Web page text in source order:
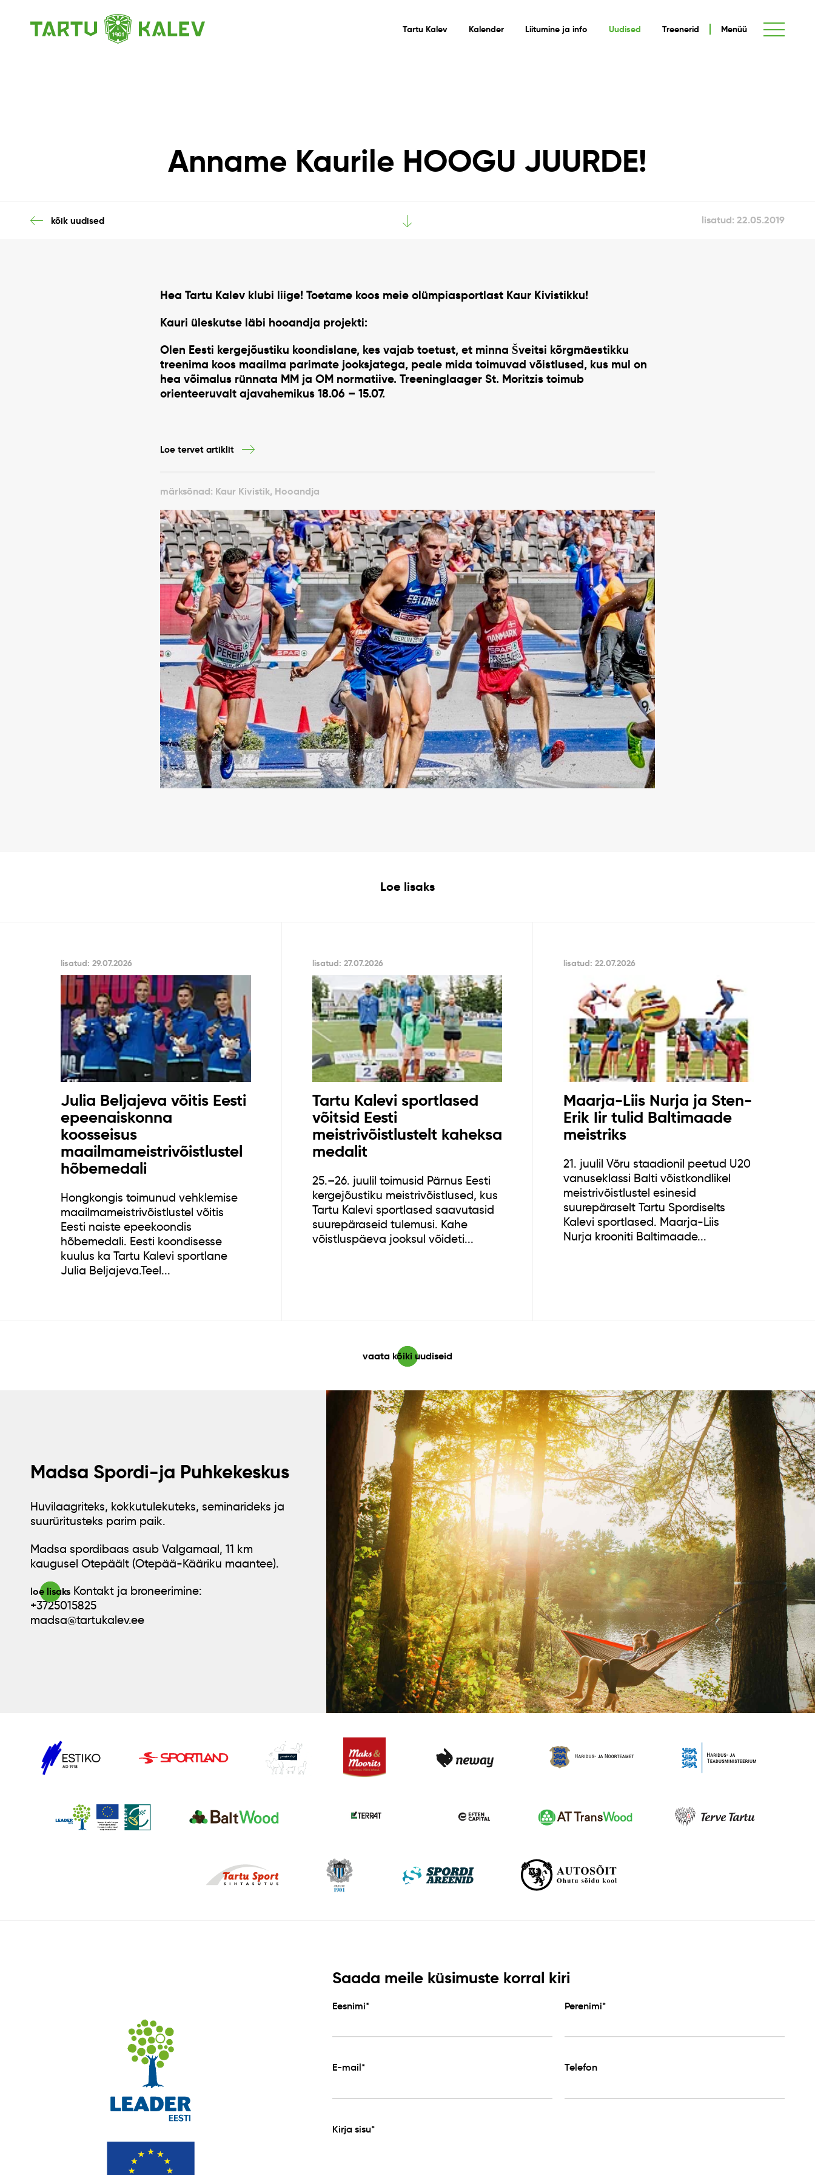
Tartu Kalev Kalender Liitumine ja info Uudised Treenerid Menüü
Anname Kaurile HOOGU JUURDE!
kõik uudised lisatud: 22.05.2019
Hea Tartu Kalev klubi liige! Toetame koos meie olümpiasportlast Kaur Kivistikku!
Kauri üleskutse läbi hooandja projekti:
Olen Eesti kergejõustiku koondislane, kes vajab toetust, et minna Šveitsi kõrgmäestikku
treenima koos maailma parimate jooksjatega, peale mida toimuvad võistlused, kus mul on
hea võimalus rünnata MM ja OM normatiive. Treeninglaager St. Moritzis toimub
orienteeruvalt ajavahemikus 18.06 – 15.07.
Loe tervet artiklit
märksõnad: Kaur Kivistik, Hooandja
Loe lisaks
lisatud: 29.07.2026
Julia Beljajeva võitis Eesti
epeenaiskonna
koosseisus
maailmameistrivõistlustel
hõbemedali
Hongkongis toimunud vehklemise
maailmameistrivõistlustel võitis
Eesti naiste epeekoondis
hõbemedali. Eesti koondisesse
kuulus ka Tartu Kalevi sportlane
Julia Beljajeva.Teel...
lisatud: 27.07.2026
Tartu Kalevi sportlased
võitsid Eesti
meistrivõistlustelt kaheksa
medalit
25.–26. juulil toimusid Pärnus Eesti
kergejõustiku meistrivõistlused, kus
Tartu Kalevi sportlased saavutasid
suurepäraseid tulemusi. Kahe
võistluspäeva jooksul võideti...
lisatud: 22.07.2026
Maarja-Liis Nurja ja Sten-
Erik Iir tulid Baltimaade
meistriks
21. juulil Võru staadionil peetud U20
vanuseklassi Balti võistkondlikel
meistrivõistlustel esinesid
suurepäraselt Tartu Spordiselts
Kalevi sportlased. Maarja-Liis
Nurja krooniti Baltimaade...
vaata kõiki uudiseid
Madsa Spordi-ja Puhkekeskus
Huvilaagriteks, kokkutulekuteks, seminarideks ja
suurüritusteks parim paik.
Madsa spordibaas asub Valgamaal, 11 km
kaugusel Otepäält (Otepää-Kääriku maantee).
loe lisaks Kontakt ja broneerimine:
+3725015825
madsa@tartukalev.ee
Saada meile küsimuste korral kiri
Eesnimi* Perenimi*
E-mail* Telefon
Kirja sisu*